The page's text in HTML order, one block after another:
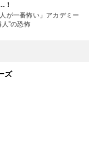
！
が一番怖い」アカデミー
”の恐怖
ズ